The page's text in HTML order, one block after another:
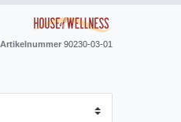
Artikelnummer 90230-03-01